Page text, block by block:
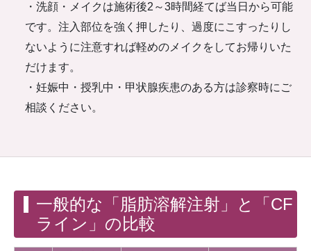
・洗顔・メイクは施術後2～3時間経てば当日から可能
です。注入部位を強く押したり、過度にこすったりし
ないように注意すれば軽めのメイクをしてお帰りいた
だけます。
・妊娠中・授乳中・甲状腺疾患のある方は診察時にご
相談ください。
一般的な「脂肪溶解注射」と「CF
ライン」の比較